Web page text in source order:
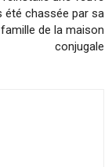
été chassée par sa
de la maison
conjugale